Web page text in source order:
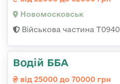
Новомосковськ
Військова частина Т0940
Водій ББА
від 25000 до 70000 грн